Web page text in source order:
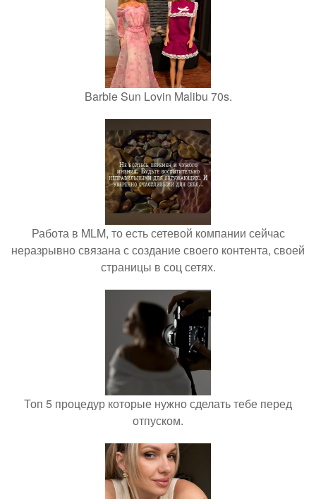
Barbie Sun Lovin Malibu 70s.
Работа в MLM, то есть сетевой компании сейчас
неразрывно связана с создание своего контента, своей
страницы в соц сетях.
Топ 5 процедур которые нужно сделать тебе перед
отпуском.